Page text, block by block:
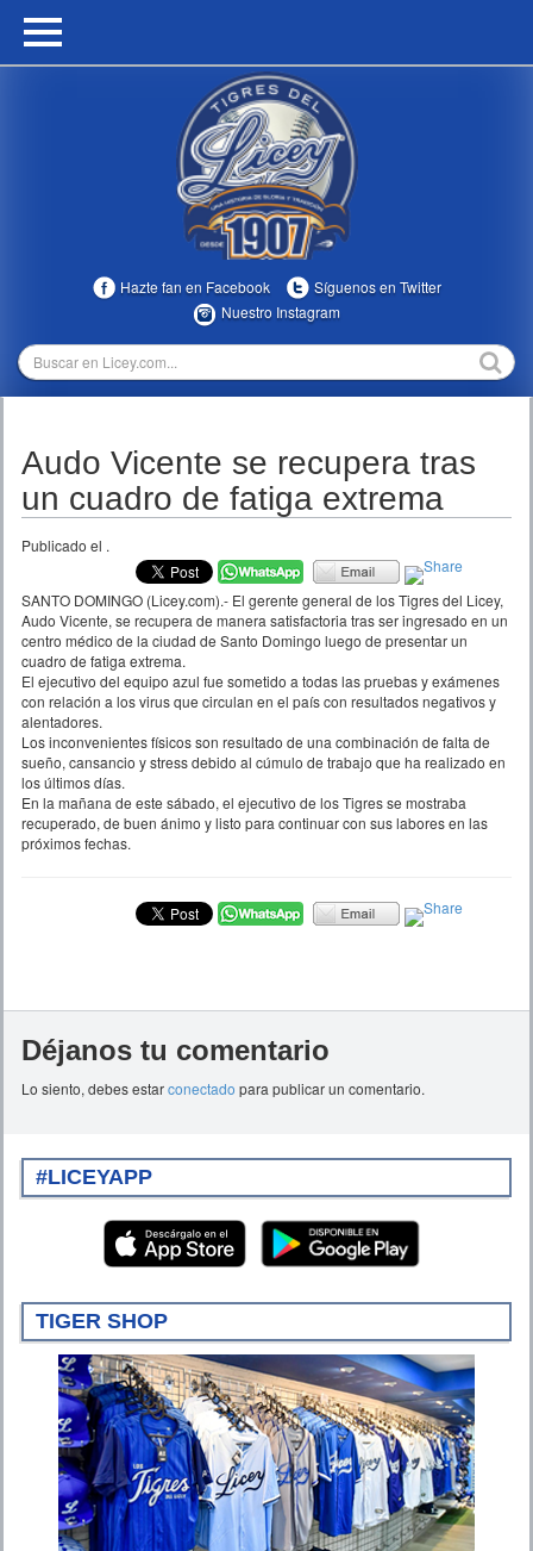
HOME
MULTIMEDIA
TEMPORADAS
Hazte fan en Facebook
Síguenos en Twitter
Nuestro Instagram
Audo Vicente se recupera tras
un cuadro de fatiga extrema
Publicado el .
SANTO DOMINGO (Licey.com).- El gerente general de los Tigres del Licey,
Audo Vicente, se recupera de manera satisfactoria tras ser ingresado en un
centro médico de la ciudad de Santo Domingo luego de presentar un
cuadro de fatiga extrema.
El ejecutivo del equipo azul fue sometido a todas las pruebas y exámenes
con relación a los virus que circulan en el país con resultados negativos y
alentadores.
Los inconvenientes físicos son resultado de una combinación de falta de
sueño, cansancio y stress debido al cúmulo de trabajo que ha realizado en
los últimos días.
En la mañana de este sábado, el ejecutivo de los Tigres se mostraba
recuperado, de buen ánimo y listo para continuar con sus labores en las
próximos fechas.
Déjanos tu comentario
Lo siento, debes estarconectado para publicar un comentario.
#LICEYAPP
TIGER SHOP